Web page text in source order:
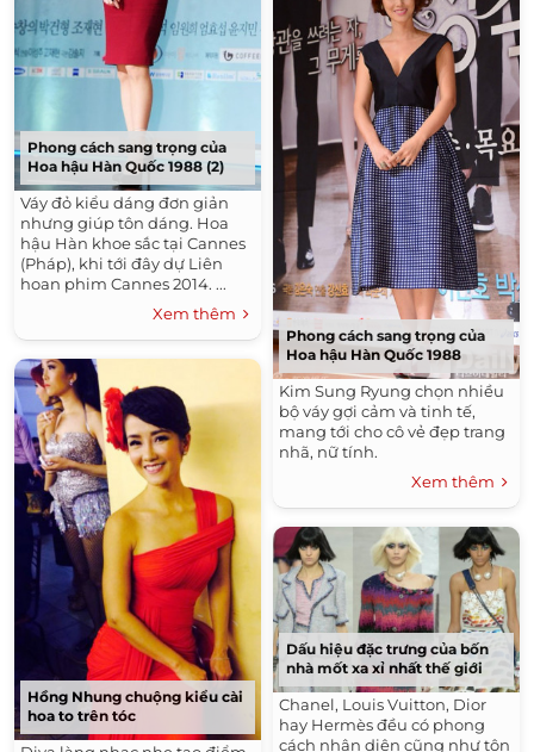
Phong cách sang trọng của
Hoa hậu Hàn Quốc 1988 (2)
Váy đỏ kiểu dáng đơn giản
nhưng giúp tôn dáng. Hoa
hậu Hàn khoe sắc tại Cannes
(Pháp), khi tới đây dự Liên
hoan phim Cannes 2014. ...
Xem thêm
Hồng Nhung chuộng kiểu cài
hoa to trên tóc
Phong cách sang trọng của
Hoa hậu Hàn Quốc 1988
Kim Sung Ryung chọn nhiều
bộ váy gợi cảm và tinh tế,
mang tới cho cô vẻ đẹp trang
nhã, nữ tính.
Xem thêm
Dấu hiệu đặc trưng của bốn
nhà mốt xa xỉ nhất thế giới
Chanel, Louis Vuitton, Dior
hay Hermès đều có phong
cách nhận diện cũng như tôn